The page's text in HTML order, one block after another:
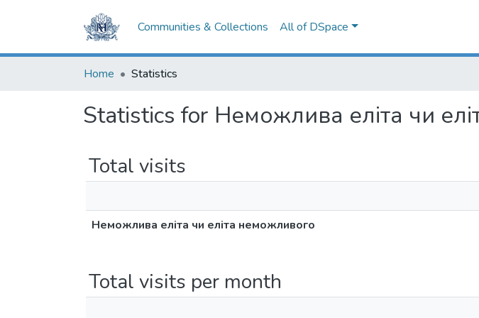
Communities & Collections All of DSpace
Home Statistics
Statistics for Неможлива еліта чи
Total visits
Неможлива еліта чи еліта неможливого
Total visits per month